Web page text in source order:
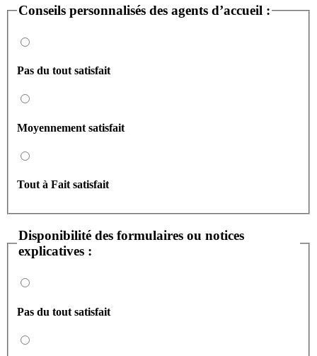
Conseils personnalisés des agents d’accueil :
Pas du tout satisfait
Moyennement satisfait
Tout à Fait satisfait
Disponibilité des formulaires ou notices
explicatives :
Pas du tout satisfait